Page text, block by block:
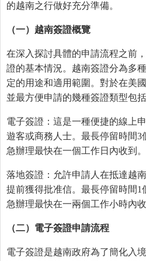
的越南之行做好充分準備。
（一）越南簽證概覽
在深入探討具體的申請流程之前
證的基本情況。越南簽證分為多
定的用途和適用範圍。對於在美
並最方便申請的幾種簽證類型包括
電子簽證：這是一種便捷的線上
遊客或商務人士。最長停留時間3
急辦理最快在一個工作日內收到。
落地簽證：允許申請人在抵達越
提前獲得批准信。最長停留時間1
急辦理最快在一兩個工作小時內收
（二）電子簽證申請流程
電子簽證是越南政府為了簡化入